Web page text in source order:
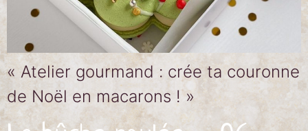
« Atelier gourmand : crée ta couronne
de Noël en macarons ! »